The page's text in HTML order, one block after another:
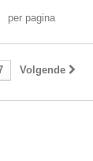
per pagina
Volgende